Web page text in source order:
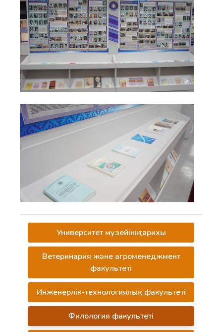
Университет музейінің тарихы
Ветеринария және агроменеджмент
факультеті
Инженерлік-технологиялық факультетi
Филология факультеті